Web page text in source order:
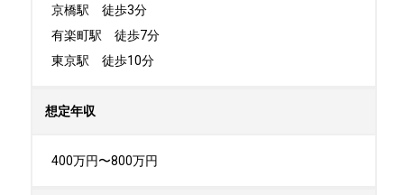
京橋駅　徒歩3分
有楽町駅　徒歩7分
東京駅　徒歩10分
想定年収
400万円〜800万円